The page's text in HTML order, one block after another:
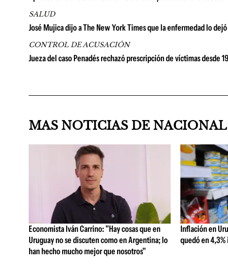
SALUD
José Mujica dijo a The New York Times que la enfermedad lo
CONTROL DE ACUSACIÓN
Jueza del caso Penadés rechazó prescripción de víctimas desde
MAS NOTICIAS DE NACIONAL
Economista Iván Carrino: "Hay cosas que en
Uruguay no se discuten como en Argentina; lo
han hecho mucho mejor que nosotros"
Inflación en
quedó en